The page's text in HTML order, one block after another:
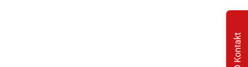
Kontakt